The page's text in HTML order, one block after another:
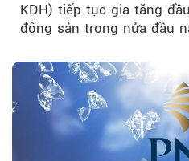
KDH) tiếp tục gia tăng
động sản trong nửa đầu